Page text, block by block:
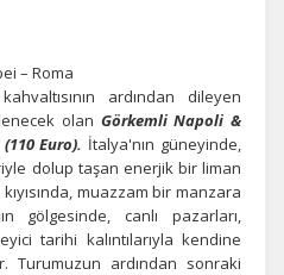
– Roma
ardından dileyen
olan Görkemli Napoli &
(110 Euro). İtalya'nın güneyinde,
dolup taşan enerjik bir liman
muazzam bir manzara
gölgesinde, canlı pazarları,
tarihi kalıntılarıyla kendine
Turumuzun ardından sonraki